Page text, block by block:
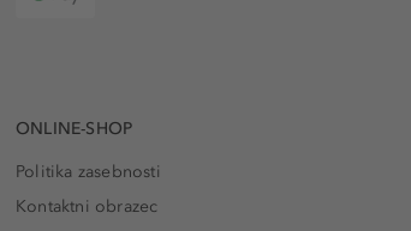
ONLINE-SHOP
Politika zasebnosti
Kontaktni obrazec